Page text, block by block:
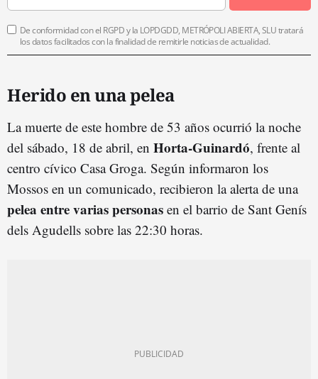
De conformidad con el RGPD y la LOPDGDD, METRÓPOLI ABIERTA, SLU tratará
los datos facilitados con la finalidad de remitirle noticias de actualidad.
Herido en una pelea
La muerte de este hombre de 53 años ocurrió la noche
del sábado, 18 de abril, en Horta-Guinardó, frente al
centro cívico Casa Groga. Según informaron los
Mossos en un comunicado, recibieron la alerta de una
pelea entre varias personas en el barrio de Sant Genís
dels Agudells sobre las 22:30 horas.